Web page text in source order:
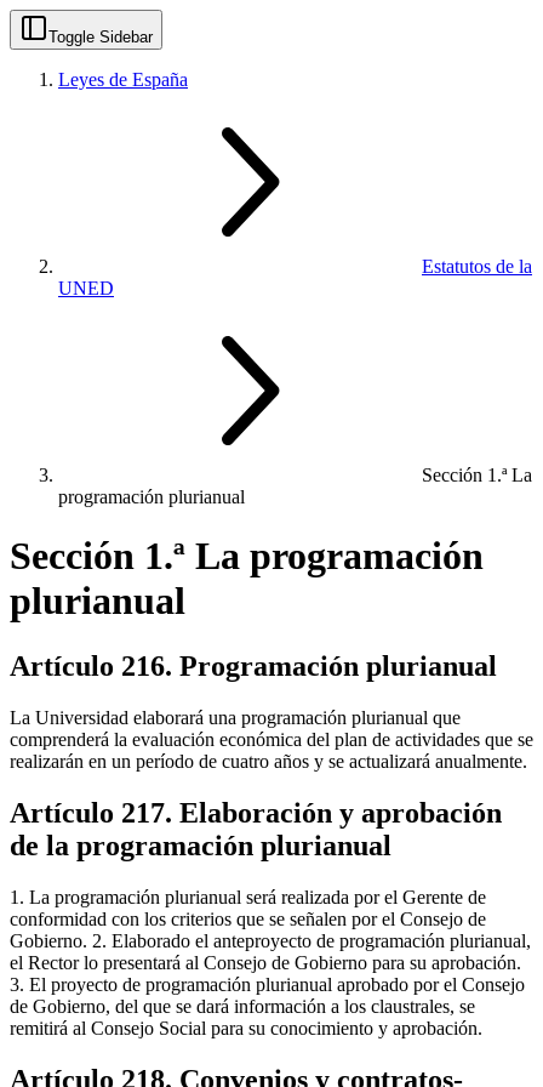
Toggle Sidebar
Leyes de España
Estatutos de la
UNED
Sección 1.ª La
programación plurianual
Sección 1.ª La programación
plurianual
Artículo 216. Programación plurianual
La Universidad elaborará una programación plurianual que
comprenderá la evaluación económica del plan de actividades que se
realizarán en un período de cuatro años y se actualizará anualmente.
Artículo 217. Elaboración y aprobación
de la programación plurianual
1. La programación plurianual será realizada por el Gerente de
conformidad con los criterios que se señalen por el Consejo de
Gobierno. 2. Elaborado el anteproyecto de programación plurianual,
el Rector lo presentará al Consejo de Gobierno para su aprobación.
3. El proyecto de programación plurianual aprobado por el Consejo
de Gobierno, del que se dará información a los claustrales, se
remitirá al Consejo Social para su conocimiento y aprobación.
Artículo 218. Convenios y contratos-